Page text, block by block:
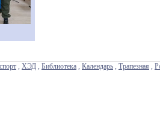
, ХЭД , Библиотека , Календарь , Трапезная ,